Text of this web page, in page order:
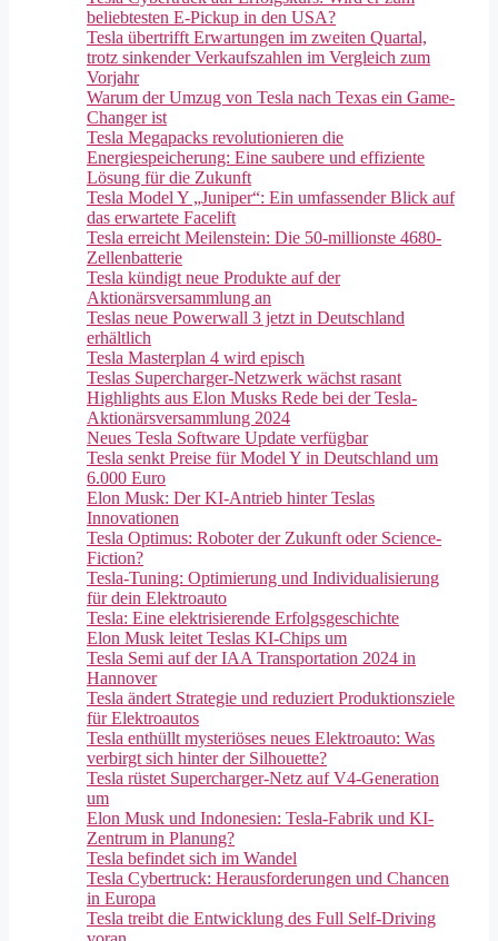
beliebtesten E-Pickup in den USA?
Tesla übertrifft Erwartungen im zweiten Quartal,
trotz sinkender Verkaufszahlen im Vergleich zum
Vorjahr
Warum der Umzug von Tesla nach Texas ein Game-
Changer ist
Tesla Megapacks revolutionieren die
Energiespeicherung: Eine saubere und effiziente
Lösung für die Zukunft
Tesla Model Y „Juniper“: Ein umfassender Blick auf
das erwartete Facelift
Tesla erreicht Meilenstein: Die 50-millionste 4680-
Zellenbatterie
Tesla kündigt neue Produkte auf der
Aktionärsversammlung an
Teslas neue Powerwall 3 jetzt in Deutschland
erhältlich
Tesla Masterplan 4 wird episch
Teslas Supercharger-Netzwerk wächst rasant
Highlights aus Elon Musks Rede bei der Tesla-
Aktionärsversammlung 2024
Neues Tesla Software Update verfügbar
Tesla senkt Preise für Model Y in Deutschland um
6.000 Euro
Elon Musk: Der KI-Antrieb hinter Teslas
Innovationen
Tesla Optimus: Roboter der Zukunft oder Science-
Fiction?
Tesla-Tuning: Optimierung und Individualisierung
für dein Elektroauto
Tesla: Eine elektrisierende Erfolgsgeschichte
Elon Musk leitet Teslas KI-Chips um
Tesla Semi auf der IAA Transportation 2024 in
Hannover
Tesla ändert Strategie und reduziert Produktionsziele
für Elektroautos
Tesla enthüllt mysteriöses neues Elektroauto: Was
verbirgt sich hinter der Silhouette?
Tesla rüstet Supercharger-Netz auf V4-Generation
um
Elon Musk und Indonesien: Tesla-Fabrik und KI-
Zentrum in Planung?
Tesla befindet sich im Wandel
Tesla Cybertruck: Herausforderungen und Chancen
in Europa
Tesla treibt die Entwicklung des Full Self-Driving